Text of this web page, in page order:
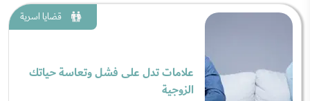
قضايا اسرية
علامات تدل على فشل وتعاسة حياتك
الزوجية